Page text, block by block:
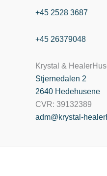
+45 2528 3687
+45 26379048
Krystal &
Stjernedalen 2
2640 Hedehusene
CVR: 39132389
adm@krystal-